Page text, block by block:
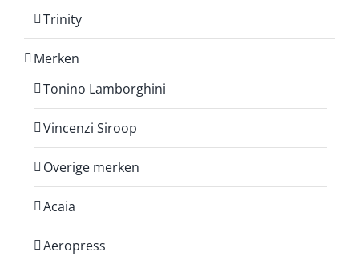
Trinity
Merken
Tonino Lamborghini
Vincenzi Siroop
Overige merken
Acaia
Aeropress